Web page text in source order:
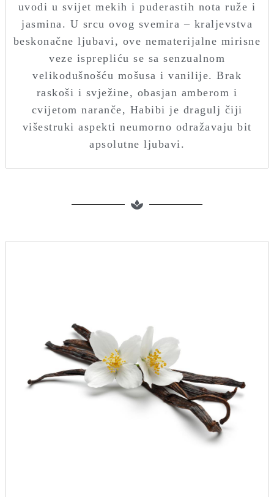
uvodi u svijet mekih i puderastih nota ruže i
jasmina. U srcu ovog svemira – kraljevstva
beskonačne ljubavi, ove nematerijalne mirisne
veze isprepliću se sa senzualnom
velikodušnošću mošusa i vanilije. Brak
raskoši i svježine, obasjan amberom i
cvijetom naranče, Habibi je dragulj čiji
višestruki aspekti neumorno odražavaju bit
apsolutne ljubavi.